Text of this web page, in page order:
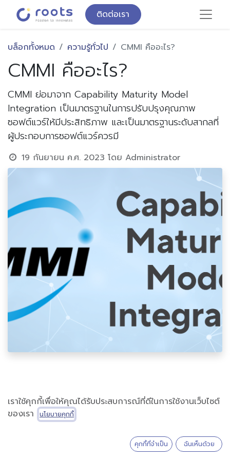
ติดต่อเรา
บล็อกทั้งหมด ความรู้ทั่วไป CMMI คืออะไร?
CMMI คืออะไร?
CMMI ย่อมาจาก Capability Maturity Model
Integration เป็นมาตรฐานในการปรับปรุงคุณภาพ
ซอฟต์แวร์ให้มีประสิทธิภาพ และเป็นมาตรฐานระดับสากลที่
ผู้ประกอบการซอฟต์แวร์ควรมี
19 กันยายน ค.ศ. 2023 โดย Administrator
CMMI การรับรอง
มาตรฐานระดับสากล
ที่ผู้ประกอบการซอฟต์แวร์
เราใช้คุกกี้เพื่อให้คุณได้รับประสบการณ์ที่ดีในการใช้งานเว็บไซต์
ของเรา
นโยบายคุกกี้
คุกกี้ที่จำเป็น ฉันเห็นด้วย